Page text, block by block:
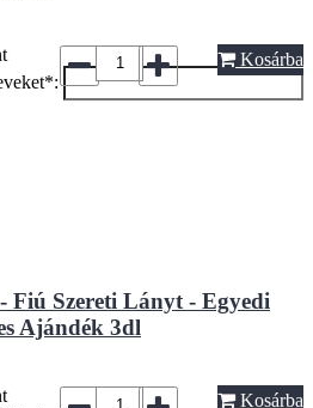
Kosárba
- Fiú Szereti Lányt - Egyedi
Ajándék 3dl
Kosárba